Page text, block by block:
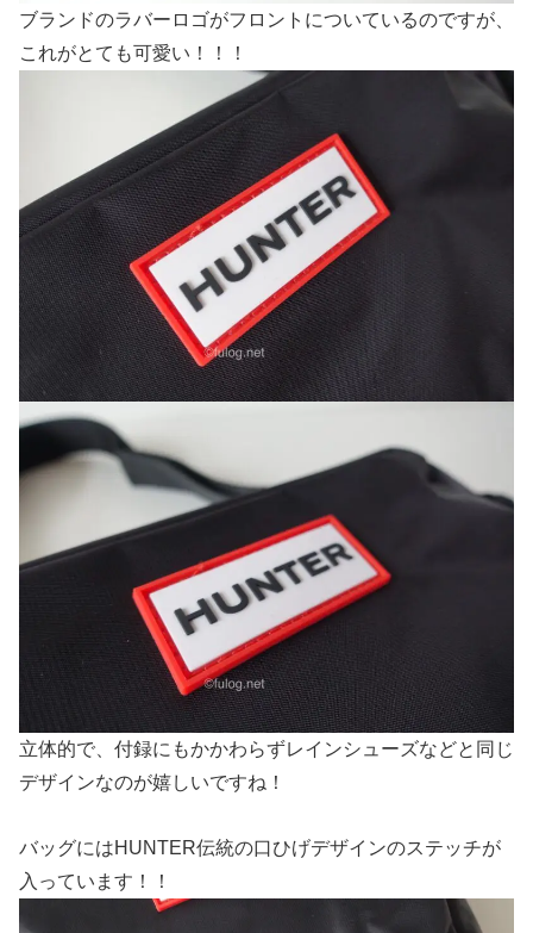
ブランドのラバーロゴがフロントについているのですが、
これがとても可愛い！！！
立体的で、付録にもかかわらずレインシューズなどと同じ
デザインなのが嬉しいですね！
バッグにはHUNTER伝統の口ひげデザインのステッチが
入っています！！